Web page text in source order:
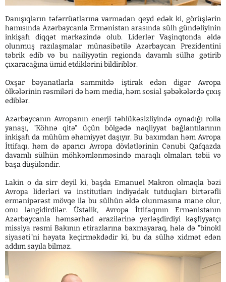
Danışıqların təfərrüatlarına varmadan qeyd edək ki, görüşlərin
hamısında Azərbaycanla Ermənistan arasında sülh gündəliyinin
inkişafı diqqət mərkəzində olub. Liderlər Vaşinqtonda əldə
olunmuş razılaşmalar münasibətilə Azərbaycan Prezidentini
təbrik edib və bu nailiyyətin regionda davamlı sülhə gətirib
çıxaracağına ümid etdiklərini bildiriblər.
Oxşar bəyanatlarla sammitdə iştirak edən digər Avropa
ölkələrinin rəsmiləri də həm media, həm sosial şəbəkələrdə çıxış
ediblər.
Azərbaycanın Avropanın enerji təhlükəsizliyində oynadığı rolla
yanaşı, "Köhnə qitə" üçün bölgədə nəqliyyat bağlantılarının
inkişafı da mühüm əhəmiyyət daşıyır. Bu baxımdan həm Avropa
İttifaqı, həm də aparıcı Avropa dövlətlərinin Cənubi Qafqazda
davamlı sülhün möhkəmlənməsində maraqlı olmaları təbii və
başa düşüləndir.
Lakin o da sirr deyil ki, başda Emanuel Makron olmaqla bəzi
Avropa liderləri və institutları indiyədək tutduqları birtərəfli
ermənipərəst mövqe ilə bu sülhün əldə olunmasına mane olur,
onu ləngidirdilər. Üstəlik, Avropa İttifaqının Ermənistanın
Azərbaycanla həmsərhəd ərazilərinə yerləşdirdiyi kəşfiyyatçı
missiya rəsmi Bakının etirazlarına baxmayaraq, hələ də "binokl
siyasəti"ni həyata keçirməkdədir ki, bu da sülhə xidmət edən
addım sayıla bilməz.